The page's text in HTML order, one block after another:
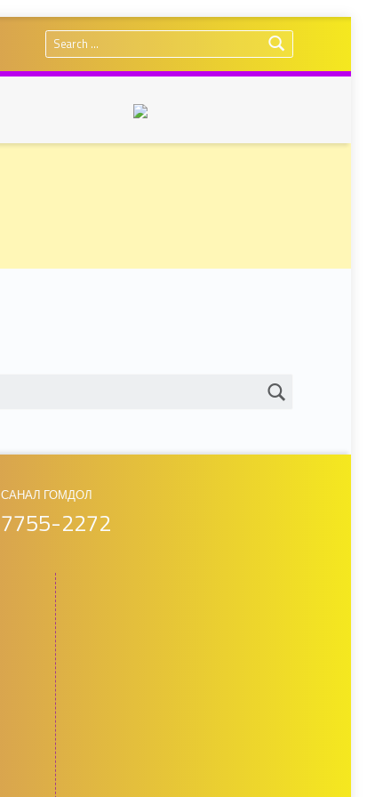
Search for:
САНАЛ ГОМДОЛ
7755-2272